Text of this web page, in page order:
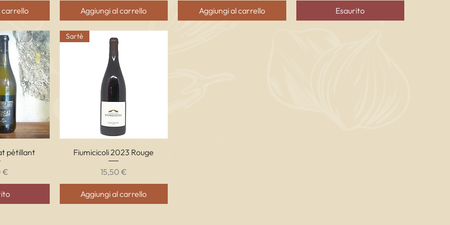
carrello Aggiungi al carrello Aggiungi al carrello Esaurito
pétillant
€
Vista rapida
Sartè
Fiumicicoli 2023 Rouge
Prezzo
15,50 €
Aggiungi al carrello